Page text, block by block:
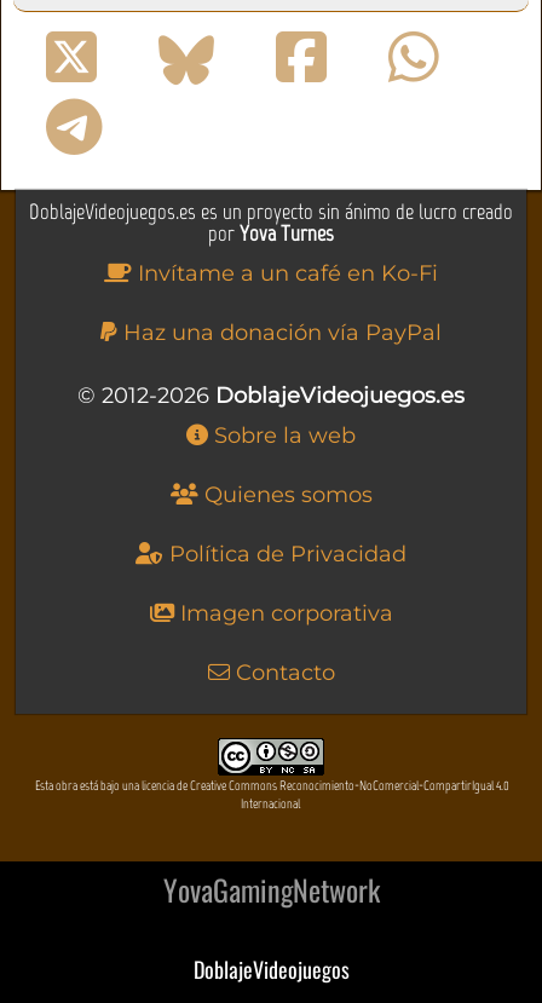
DoblajeVideojuegos.es es un proyecto sin ánimo de lucro creado
porYova Turnes
Invítame a un café en Ko-Fi
Haz una donación vía PayPal
© 2012-2026 DoblajeVideojuegos.es
Sobre la web
Quienes somos
Política de Privacidad
Imagen corporativa
Contacto
Esta obra está bajo una licencia de Creative Commons Reconocimiento-NoComercial-CompartirIgual 4.0
Internacional
YovaGamingNetwork
DoblajeVideojuegos